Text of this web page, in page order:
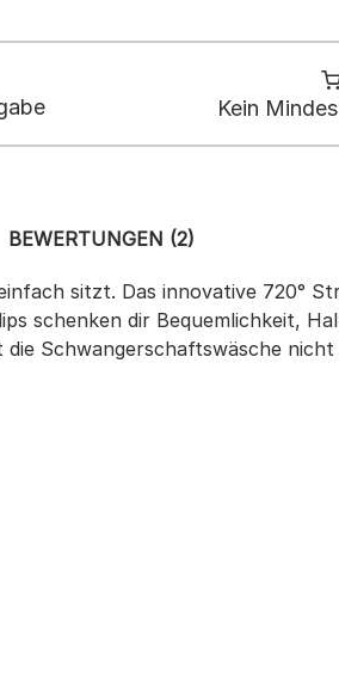
Kein
sitzt. Das innovative 720°
schenken dir Bequemlichkeit,
Schwangerschaftswäsche
BEWERTUNGEN (2)